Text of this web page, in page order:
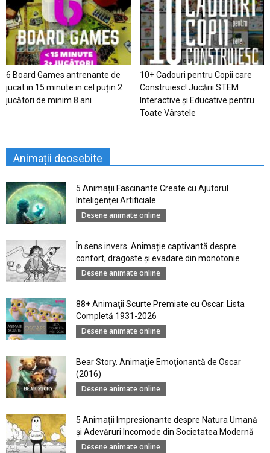
6 Board Games antrenante de
jucat in 15 minute in cel puțin 2
jucători de minim 8 ani
10+ Cadouri pentru Copii care
Construiesc! Jucării STEM
Interactive și Educative pentru
Toate Vârstele
Animații deosebite
5 Animații Fascinante Create cu Ajutorul
Inteligenței Artificiale
Desene animate online
În sens invers. Animație captivantă despre
confort, dragoste și evadare din monotonie
Desene animate online
88+ Animaţii Scurte Premiate cu Oscar. Lista
Completă 1931-2026
Desene animate online
Bear Story. Animaţie Emoţionantă de Oscar
(2016)
Desene animate online
5 Animații Impresionante despre Natura Umană
şi Adevăruri Incomode din Societatea Modernă
Desene animate online